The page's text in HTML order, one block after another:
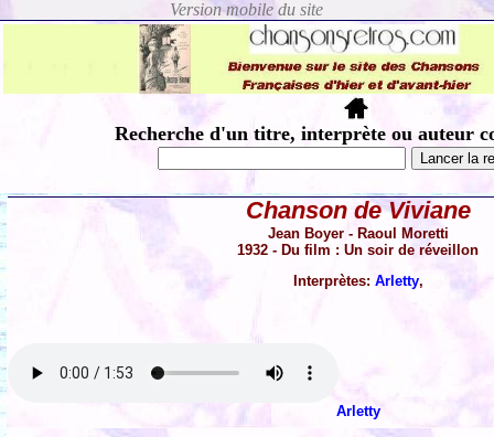
Recherche d'un titre, interprète ou auteur
Chanson de Viviane
Jean Boyer - Raoul Moretti
1932 - Du film : Un soir de réveillon
Interprètes: Arletty,
Arletty